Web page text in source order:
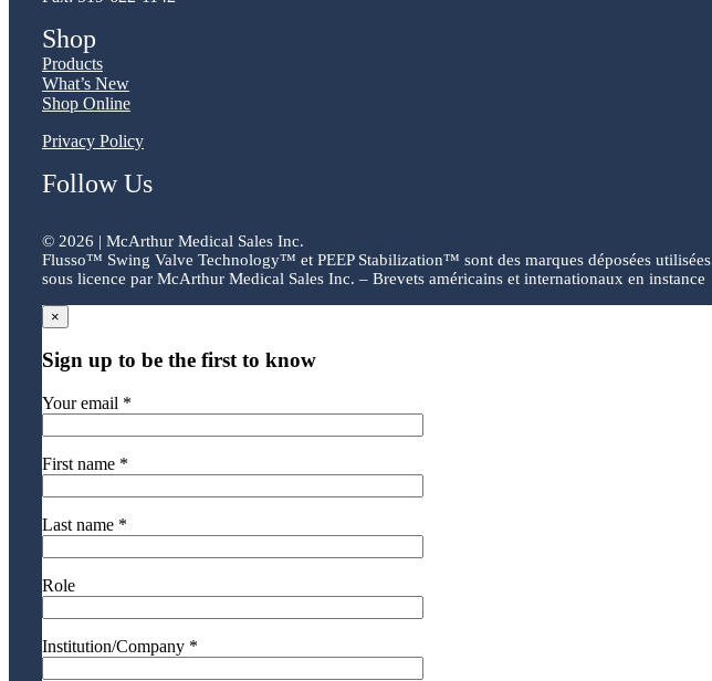
Shop
Products
What’s New
Shop Online
Privacy Policy
Follow Us
© 2026 | McArthur Medical Sales Inc.
Flusso™ Swing Valve Technology™ et PEEP Stabilization™ sont des marques déposées utilisées
sous licence par McArthur Medical Sales Inc. – Brevets américains et internationaux en instance
×
Sign up to be the first to know
Your email *
First name *
Last name *
Role
Institution/Company *